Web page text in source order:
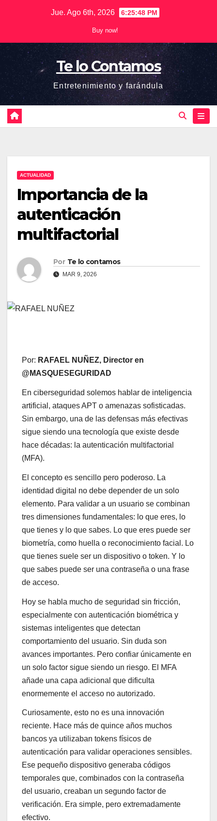
Jue. Ago 6th, 2026 6:25:49 PM
Buy now!
Te lo Contamos
Entretenimiento y farándula
ACTUALIDAD
Importancia de la
autenticación
multifactorial
Por Te lo contamos
MAR 9, 2026
Por: RAFAEL NUÑEZ, Director en
@MASQUESEGURIDAD
En ciberseguridad solemos hablar de inteligencia
artificial, ataques APT o amenazas sofisticadas.
Sin embargo, una de las defensas más efectivas
sigue siendo una tecnología que existe desde
hace décadas: la autenticación multifactorial
(MFA).
El concepto es sencillo pero poderoso. La
identidad digital no debe depender de un solo
elemento. Para validar a un usuario se combinan
tres dimensiones fundamentales: lo que eres, lo
que tienes y lo que sabes. Lo que eres puede ser
biometría, como huella o reconocimiento facial. Lo
que tienes suele ser un dispositivo o token. Y lo
que sabes puede ser una contraseña o una frase
de acceso.
Hoy se habla mucho de seguridad sin fricción,
especialmente con autenticación biométrica y
sistemas inteligentes que detectan
comportamiento del usuario. Sin duda son
avances importantes. Pero confiar únicamente en
un solo factor sigue siendo un riesgo. El MFA
añade una capa adicional que dificulta
enormemente el acceso no autorizado.
Curiosamente, esto no es una innovación
reciente. Hace más de quince años muchos
bancos ya utilizaban tokens físicos de
autenticación para validar operaciones sensibles.
Ese pequeño dispositivo generaba códigos
temporales que, combinados con la contraseña
del usuario, creaban un segundo factor de
verificación. Era simple, pero extremadamente
efectivo.